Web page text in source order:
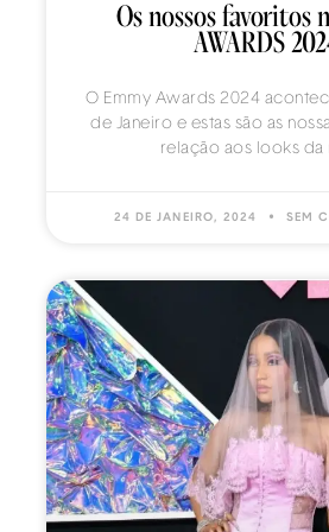
Os nossos favoritos
AWARDS
O Emmy Awards 2024
de Janeiro e estas são as
relação aos looks da
24 DE JANEIRO, 2024 SEM